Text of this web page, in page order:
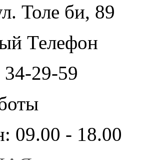
Толе би, 89
Телефон
29-59
09.00 - 18.00